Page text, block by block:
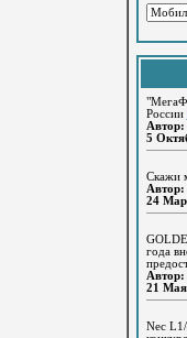
России
Автор:
5
Скажи
Автор:
24
года
21 Мая
Nec